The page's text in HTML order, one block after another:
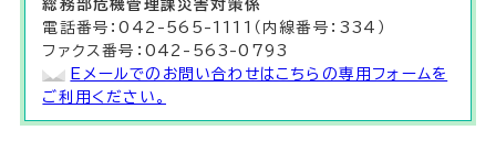
総務部危機管理課 災害対策係
電話番号：042-565-1111（内線番号：334）
ファクス番号：042-563-0793
Eメールでのお問い合わせはこちらの専用フォームを
ご利用ください。